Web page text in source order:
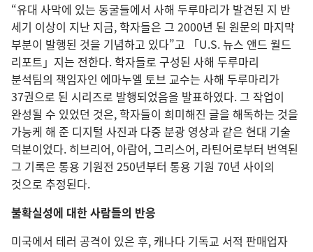
“유대 사막에 있는 동굴들에서 사해 두루마리가 발견된 지 반
세기 이상이 지난 지금, 학자들은 그 2000년 된 원문의 마지막
부분이 발행된 것을 기념하고 있다”고 「U.S. 뉴스 앤드 월드
리포트」지는 전한다. 학자들로 구성된 사해 두루마리
분석팀의 책임자인 에마누엘 토브 교수는 사해 두루마리가
37권으로 된 시리즈로 발행되었음을 발표하였다. 그 작업이
완성될 수 있었던 것은, 학자들이 희미해진 글을 해독하는 것을
가능케 해 준 디지털 사진과 다중 분광 영상과 같은 현대 기술
덕분이었다. 히브리어, 아람어, 그리스어, 라틴어로부터 번역된
그 기록은 통용 기원전 250년부터 통용 기원 70년 사이의
것으로 추정된다.
불확실성에 대한 사람들의 반응
미국에서 테러 공격이 있은 후, 캐나다 기독교 서적 판매업자